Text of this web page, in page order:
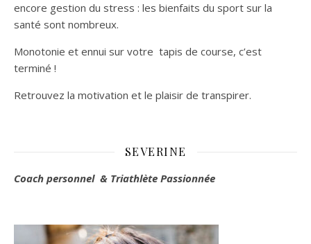
encore gestion du stress : les bienfaits du sport sur la
santé sont nombreux.
Monotonie et ennui sur votre tapis de course, c’est
terminé !
Retrouvez la motivation et le plaisir de transpirer.
SEVERINE
Coach personnel & Triathlète Passionnée